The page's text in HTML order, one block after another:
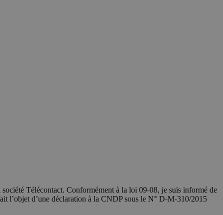
Télécontact. Conformément à la loi 09-08, je suis informé de
l’objet d’une déclaration à la CNDP sous le N° D-M-310/2015